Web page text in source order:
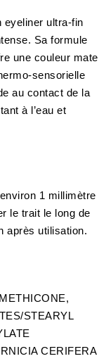
eyeliner ultra-fin
Sa formule
une couleur mate
sensorielle
au contact de la
à l’eau et
1 millimètre
le trait le long de
après utilisation.
STEARYL
CERIFERA